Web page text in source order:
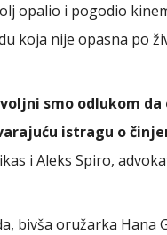
opalio i pogodio
koja nije opasna po
smo odlukom
istragu o
i Aleks Spiro,
bivša oružarka Hana